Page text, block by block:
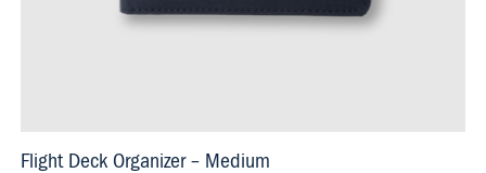
Flight Deck Organizer – Medium